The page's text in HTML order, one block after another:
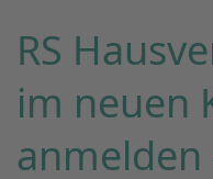
RS
im neuen